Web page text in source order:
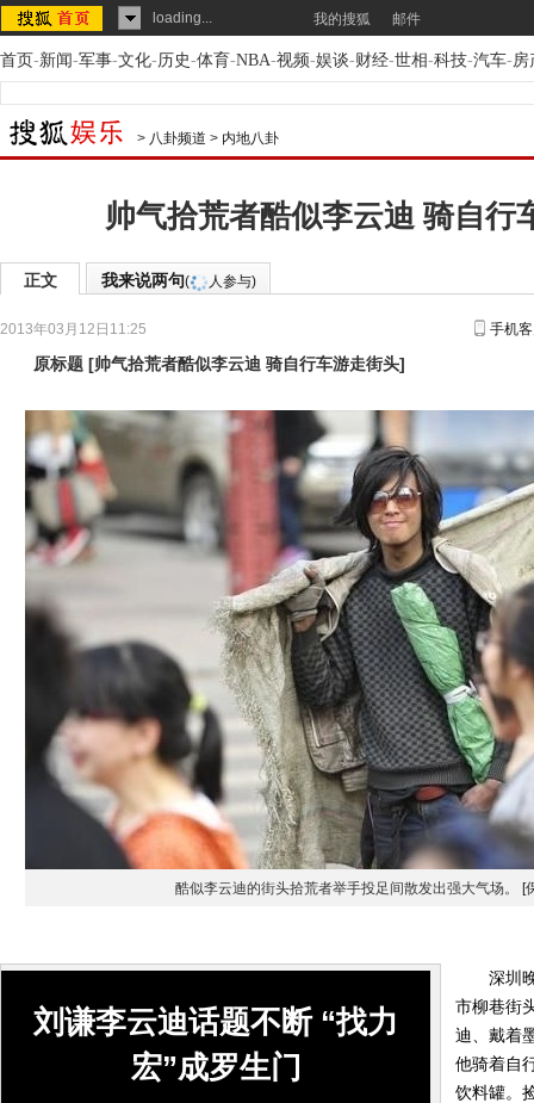
loading... 我的搜狐 邮件
首页-新闻-军事-文化-历史-体育-NBA-视频-娱谈-财经-世相-科技-汽车-房
> 八卦频道 > 内地八卦
帅气拾荒者酷似李云迪 骑自行
正文 我来说两句( 人参与)
2013年03月12日11:25 手机
原标题 [帅气拾荒者酷似李云迪 骑自行车游走街头]
酷似李云迪的街头拾荒者举手投足间散发出强大气场。 [
刘谦李云迪话题不断 “找力
宏”成罗生门
深圳晚
市柳巷街
迪、戴着
他骑着自
饮料罐。